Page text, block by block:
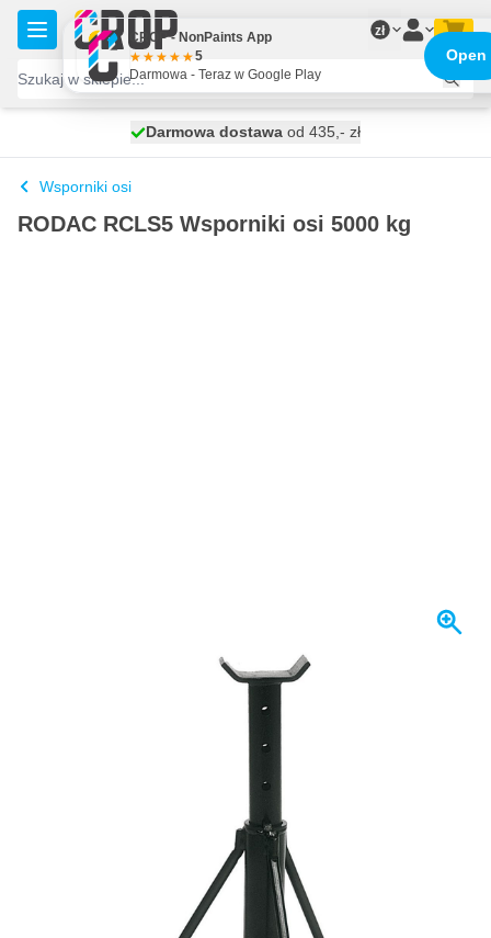
Przejdź do treści
zł
wysyłka dzisiaj
Darmowa dostawa od 435,- zł
100 dni
Wsporniki osi
RODAC RCLS5 Wsporniki osi 5000 kg
Dodaj do koszyka
wysyłka dzisiaj
od 435,- zł
na zwrot i wymianę
CROP - NonPaints App
5
Darmowa - Teraz w Google Play
Open